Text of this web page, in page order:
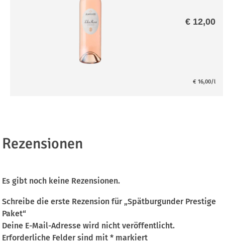
€12,00
€ 16,00/l
Rezensionen
Es gibt noch keine Rezensionen.
Schreibe die erste Rezension für „Spätburgunder Prestige
Paket“
Deine E-Mail-Adresse wird nicht veröffentlicht.
Erforderliche Felder sind mit* markiert